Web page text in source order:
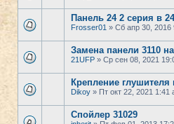
Панель 24 2 серия в
Frosser01 » Сб апр 30, 2016
Замена панели 3110
21UFP » Ср сен 08, 2021
Крепление
Dikoy » Пт окт 22, 2021 1:41
Спойлер 31029